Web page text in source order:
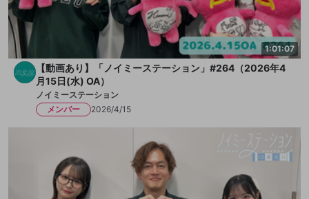
1:01:07
【動画あり】「ノイミーステーション」#264（2026年4
月15日(水) OA）
ノイミーステーション
メンバー
2026/4/15